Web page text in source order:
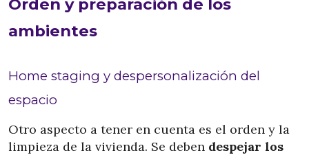
Orden y preparación de los
ambientes
Home staging y despersonalización del
espacio
Otro aspecto a tener en cuenta es el orden y la
limpieza de la vivienda. Se deben despejar los